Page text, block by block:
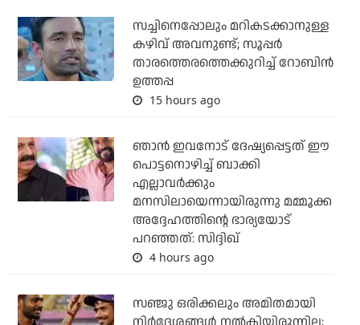
സച്ചിനെപ്പോലും മറികടക്കാനുള്ള
കഴിവ് അവനുണ്ട്; സൂപ്പര്‍
താരത്തെരത്തെക്കുറിച്ച് റോബിന്‍
ഉത്തപ്പ
15 hours ago
ഞാന്‍ ഇവനോട് ദേഷ്യപ്പെട്ടത് ഈ
പൊട്ടനൊഴിച്ച് ബാക്കി
എല്ലാവര്‍ക്കും
മനസിലായെന്നായിരുന്നു മമ്മൂക്ക
അദ്ദേഹത്തിന്റെ ഭാര്യയോട്
പറഞ്ഞത്: സിദ്ദിഖ്
4 hours ago
സഞ്ജു ഒരിക്കലും അമിതമായി